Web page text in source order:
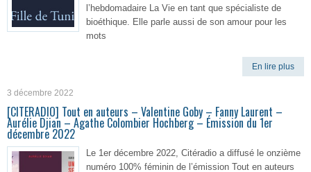
l’hebdomadaire La Vie en tant que spécialiste de
bioéthique. Elle parle aussi de son amour pour les
mots
En lire plus
3 décembre 2022
[CITERADIO] Tout en auteurs – Valentine Goby – Fanny Laurent –
Aurélie Djian – Agathe Colombier Hochberg – Émission du 1er
décembre 2022
Le 1er décembre 2022, Citéradio a diffusé le onzième
numéro 100% féminin de l’émission Tout en auteurs